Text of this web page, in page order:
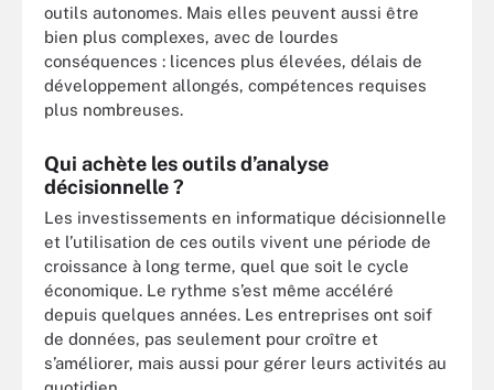
outils autonomes. Mais elles peuvent aussi être
bien plus complexes, avec de lourdes
conséquences : licences plus élevées, délais de
développement allongés, compétences requises
plus nombreuses.
Qui achète les outils d’analyse
décisionnelle ?
Les investissements en informatique décisionnelle
et l’utilisation de ces outils vivent une période de
croissance à long terme, quel que soit le cycle
économique. Le rythme s’est même accéléré
depuis quelques années. Les entreprises ont soif
de données, pas seulement pour croître et
s’améliorer, mais aussi pour gérer leurs activités au